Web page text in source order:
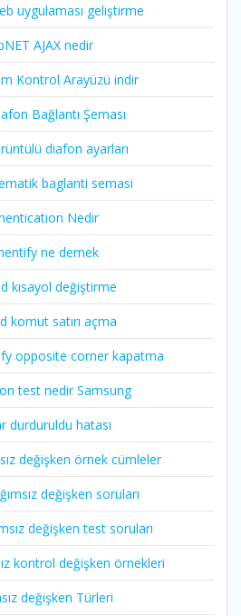
uygulaması geliştirme
AJAX nedir
Kontrol Arayüzü indir
Bağlantı Şeması
diafon ayarları
baglanti semasi
Nedir
ne demek
kısayol değiştirme
komut satırı açma
opposite corner kapatma
test nedir Samsung
durduruldu hatası
değişken örnek cümleler
değişken soruları
değişken test soruları
kontrol değişken örnekleri
değişken Türleri